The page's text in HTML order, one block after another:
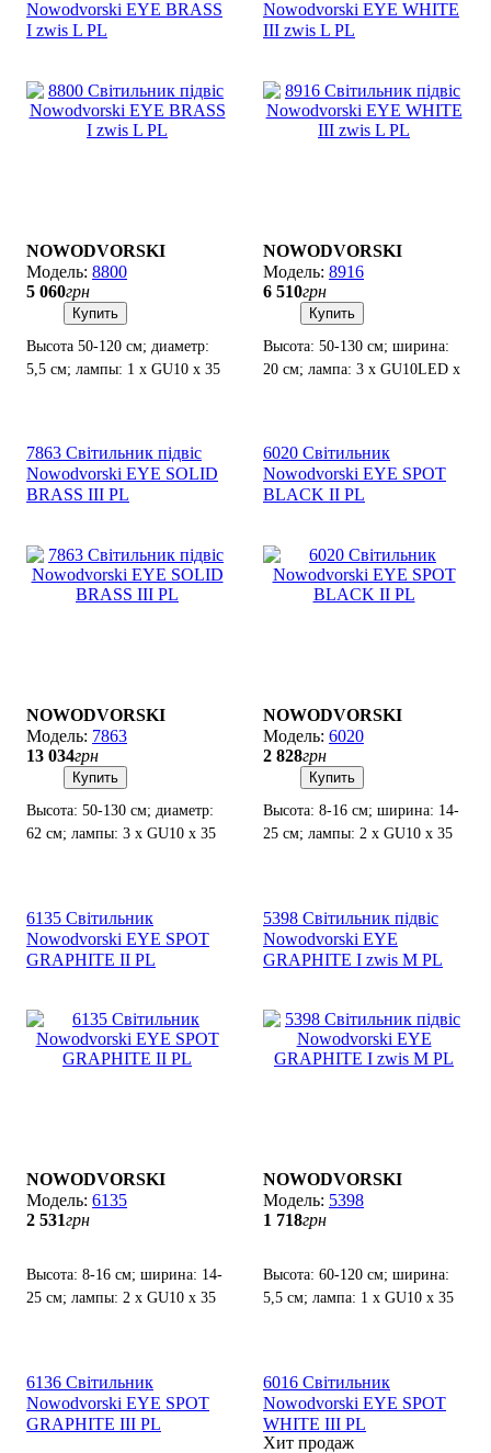
Nowodvorski EYE BRASS
I zwis L PL
NOWODVORSKI
8800
5 060грн
Купить
Высота 50-120 см; диаметр:
5,5 см; лампы: 1 х GU10 х 35
Nowodvorski EYE WHITE
III zwis L PL
NOWODVORSKI
8916
6 510грн
Купить
Высота: 50-130 см; ширина:
20 см; лампа: 3 х GU10LED х
7863 Світильник підвіс
Nowodvorski EYE SOLID
BRASS III PL
NOWODVORSKI
7863
13 034грн
Купить
Высота: 50-130 см; диаметр:
62 см; лампы: 3 х GU10 х 35
6020 Світильник
Nowodvorski EYE SPOT
BLACK II PL
NOWODVORSKI
6020
2 828грн
Купить
Высота: 8-16 см; ширина: 14-
25 см; лампы: 2 x GU10 х 35
6135 Світильник
Nowodvorski EYE SPOT
GRAPHITE II PL
NOWODVORSKI
6135
2 531грн
Высота: 8-16 см; ширина: 14-
25 см; лампы: 2 x GU10 х 35
5398 Світильник підвіс
Nowodvorski EYE
GRAPHITE I zwis M PL
NOWODVORSKI
5398
1 718грн
Высота: 60-120 см; ширина:
5,5 см; лампа: 1 х GU10 х 35
6136 Світильник
Nowodvorski EYE SPOT
GRAPHITE III PL
6016 Світильник
Nowodvorski EYE SPOT
WHITE III PL
Хит продаж